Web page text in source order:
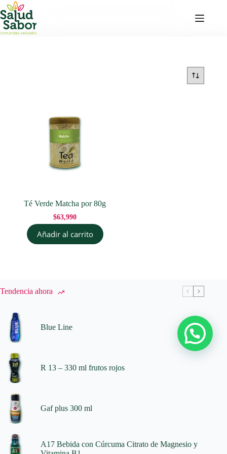
Saltar
al
contenido
Té Verde Matcha por 80g
$63,990
Añadir al carrito
Tendencia ahora
Blue Line
R 13 – 330 ml frutos rojos
Gaf plus 300 ml
A17 Bebida con Cúrcuma Citrato de Magnesio y